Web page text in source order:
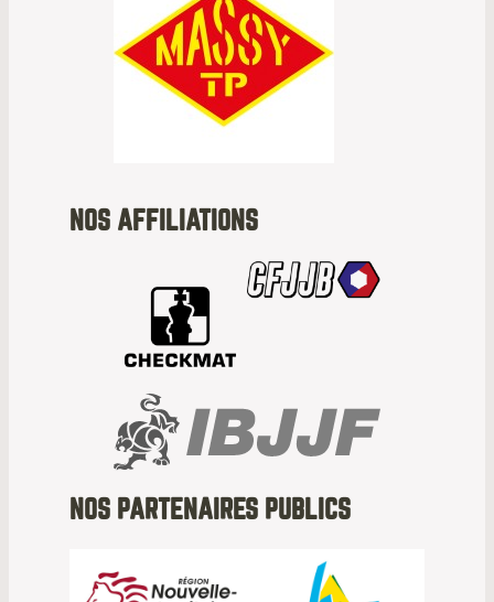
NOS AFFILIATIONS
NOS PARTENAIRES PUBLICS